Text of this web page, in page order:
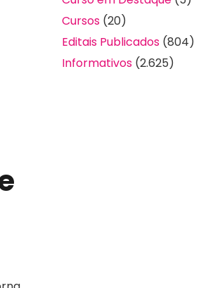
Cursos (20)
Editais Publicados (804)
Informativos (2.625)